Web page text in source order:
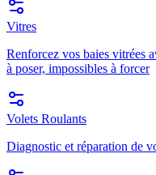
Vitres
Renforcez vos baies vitrées
à poser, impossibles à forcer
Volets Roulants
Diagnostic et réparation de